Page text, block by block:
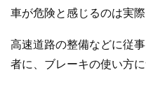
車が危険と感じるのは実
高速道路の整備などに従
者に、ブレーキの使い方